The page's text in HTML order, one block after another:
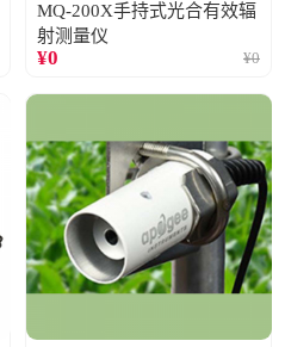
MQ-200X手持式光合有效辐
射测量仪
¥0 ¥0